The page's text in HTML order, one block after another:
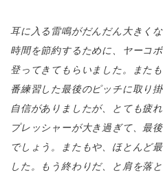
耳に入る雷鳴がだんだん大きく
時間を節約するために、ヤーコ
登ってきてもらいました。また
番練習した最後のピッチに取り
自信がありましたが、とても疲
プレッシャーが大き過ぎて、最
でしょう。またもや、ほとんど
した。もう終わりだ、と肩を落と